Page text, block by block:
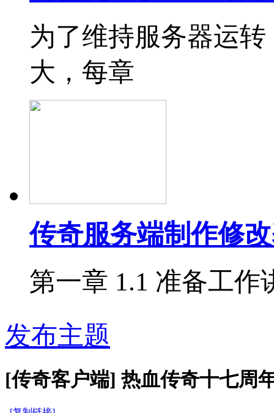
为了维持服务器运
大，每章
传奇服务端制作修
第一章 1.1 准备工作
发布主题
[传奇客户端] 热血传奇十七周